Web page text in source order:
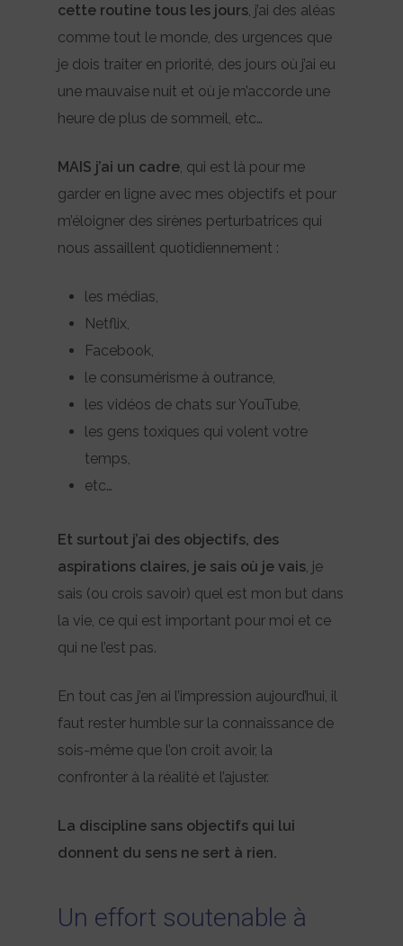
cette routine tous les jours, j’ai des aléas
comme tout le monde, des urgences que
je dois traiter en priorité, des jours où j’ai eu
une mauvaise nuit et où je m’accorde une
heure de plus de sommeil, etc…
MAIS j’ai un cadre, qui est là pour me
garder en ligne avec mes objectifs et pour
m’éloigner des sirènes perturbatrices qui
nous assaillent quotidiennement :
les médias,
Netflix,
Facebook,
le consumérisme à outrance,
les vidéos de chats sur YouTube,
les gens toxiques qui volent votre
temps,
etc…
Et surtout j’ai des objectifs, des
aspirations claires, je sais où je vais, je
sais (ou crois savoir) quel est mon but dans
la vie, ce qui est important pour moi et ce
qui ne l’est pas.
En tout cas j’en ai l’impression aujourd’hui, il
faut rester humble sur la connaissance de
sois-même que l’on croit avoir, la
confronter à la réalité et l’ajuster.
La discipline sans objectifs qui lui
donnent du sens ne sert à rien.
Un effort soutenable à